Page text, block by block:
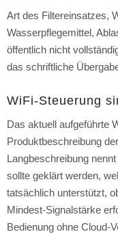
Art des Filtereinsatzes,
Wasserpflegemittel,
öffentlich nicht
das schriftliche
WiFi-Steuerung
Das aktuell aufgeführte
Produktbeschreibung
Langbeschreibung
sollte geklärt werden,
tatsächlich unterstützt,
Mindest-Signalstärke
Bedienung ohne Cloud-